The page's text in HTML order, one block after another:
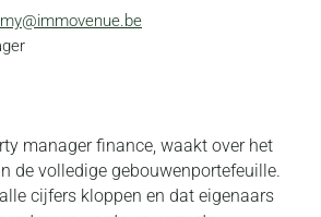
manager finance, waakt over het
de volledige gebouwenportefeuille.
cijfers kloppen en dat eigenaars